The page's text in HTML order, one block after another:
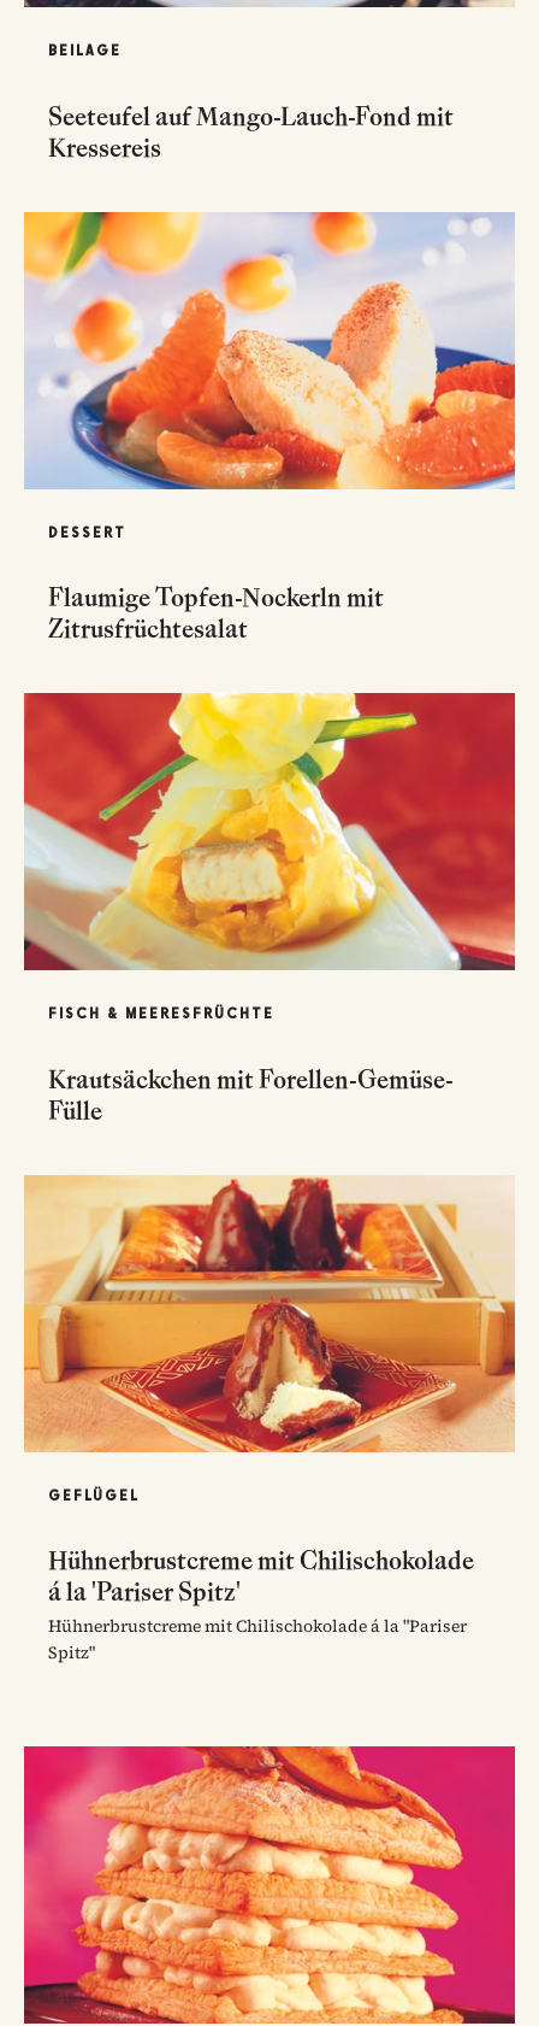
BEILAGE
Seeteufel auf Mango-Lauch-Fond mit
Kressereis
DESSERT
Flaumige Topfen-Nockerln mit
Zitrusfrüchtesalat
FISCH & MEERESFRÜCHTE
Krautsäckchen mit Forellen-Gemüse-
Fülle
GEFLÜGEL
Hühnerbrustcreme mit Chilischokolade
á la 'Pariser Spitz'
Hühnerbrustcreme mit Chilischokolade á la "Pariser
Spitz"